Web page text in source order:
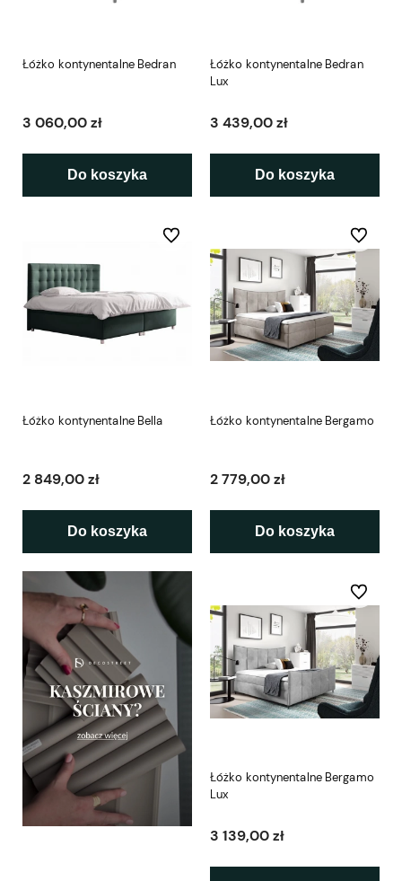
Łóżko kontynentalne Bedran
3 060,00 zł
Do koszyka
Łóżko kontynentalne Bedran
Lux
3 439,00 zł
Do koszyka
Łóżko kontynentalne Bella
2 849,00 zł
Do koszyka
Do ulubionych
Łóżko kontynentalne Bergamo
2 779,00 zł
Do koszyka
Do
Łóżko kontynentalne Bergamo
Lux
3 139,00 zł
Do